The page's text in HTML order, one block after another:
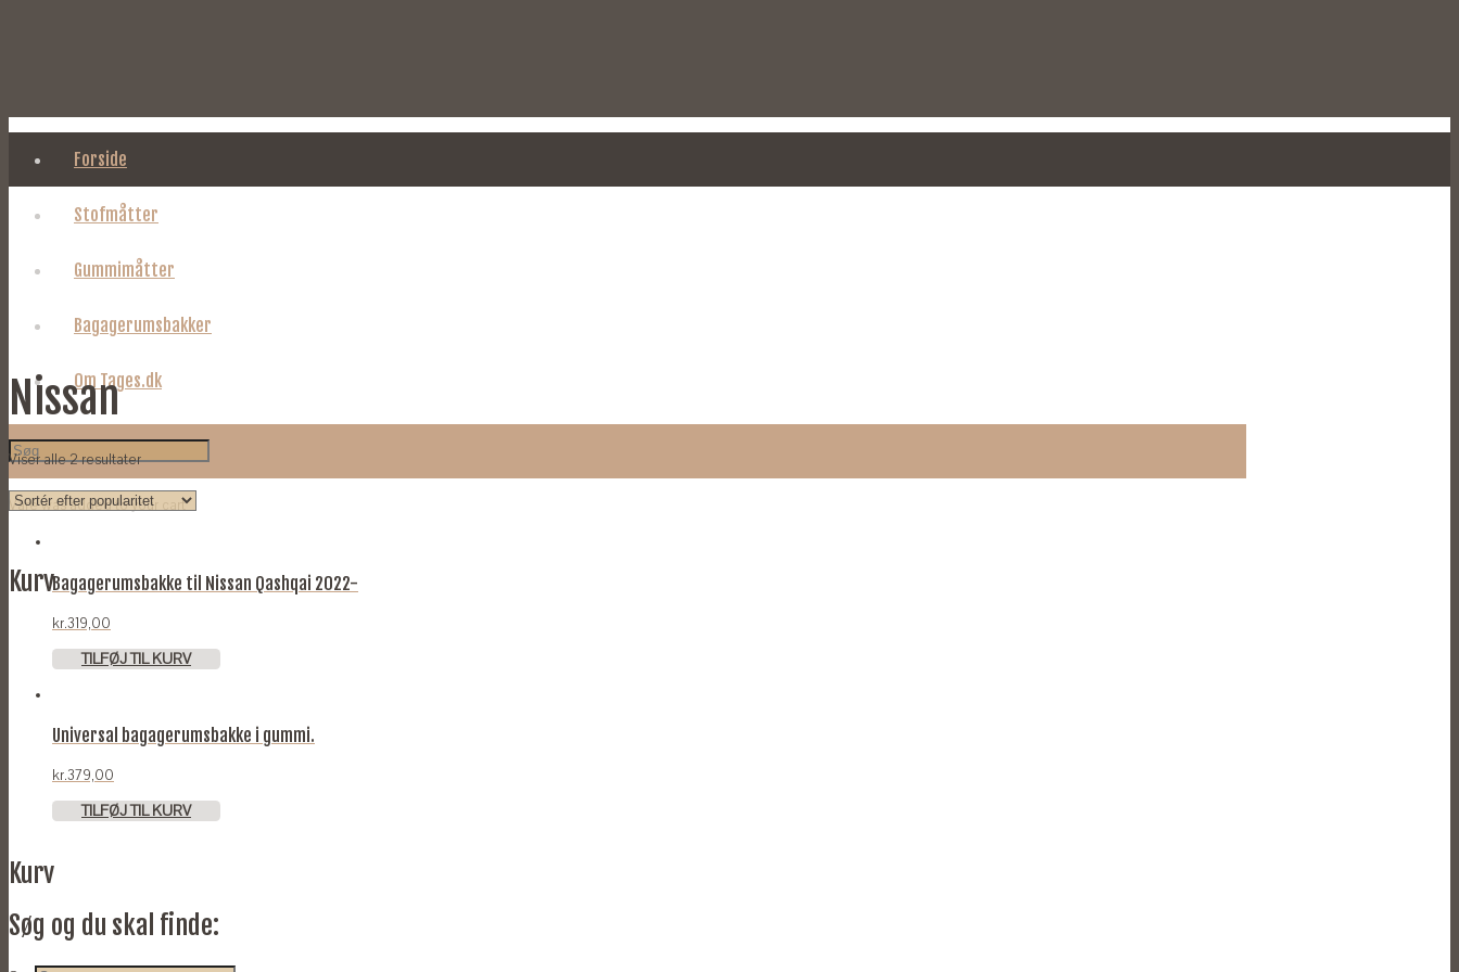
Forside
Stofmåtter
Gummimåtter
Bagagerumsbakker
Om Tages.dk
Varewas added to your cart
Kurv
Nissan
Viser alle 2 resultater
Bagagerumsbakke til Nissan Qashqai 2022-
kr.319,00
TILFØJ TIL KURV
Universal bagagerumsbakke i gummi.
kr.379,00
TILFØJ TIL KURV
Kurv
Søg og du skal finde: